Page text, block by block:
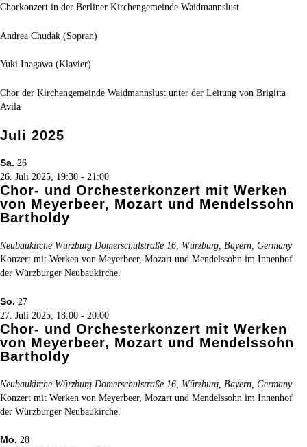
Chorkonzert in der Berliner Kirchengemeinde Waidmannslust
Andrea Chudak (Sopran)
Yuki Inagawa (Klavier)
Chor der Kirchengemeinde Waidmannslust unter der Leitung von Brigitta
Avila
Juli 2025
Sa. 26
26. Juli 2025, 19:30 - 21:00
Chor- und Orchesterkonzert mit Werken
von Meyerbeer, Mozart und Mendelssohn
Bartholdy
Neubaukirche Würzburg Domerschulstraße 16, Würzburg, Bayern, Germany
Konzert mit Werken von Meyerbeer, Mozart und Mendelssohn im Innenhof
der Würzburger Neubaukirche.
So. 27
27. Juli 2025, 18:00 - 20:00
Chor- und Orchesterkonzert mit Werken
von Meyerbeer, Mozart und Mendelssohn
Bartholdy
Neubaukirche Würzburg Domerschulstraße 16, Würzburg, Bayern, Germany
Konzert mit Werken von Meyerbeer, Mozart und Mendelssohn im Innenhof
der Würzburger Neubaukirche.
Mo. 28